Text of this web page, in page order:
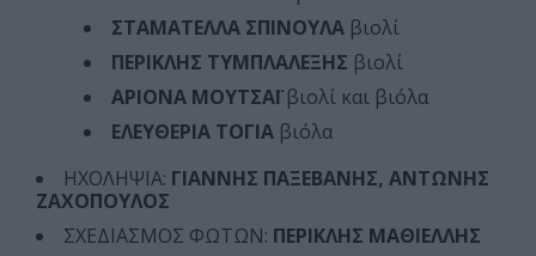
ΣΤΑΜΑΤΕΛΛΑ ΣΠΙΝΟΥΛΑ βιολί
ΠΕΡΙΚΛΗΣ ΤΥΜΠΛΑΛΕΞΗΣ βιολί
ΑΡΙΟΝΑ ΜΟΥΤΣΑΪβιολί και βιόλα
ΕΛΕΥΘΕΡΙΑ ΤΟΓΙΑ βιόλα
ΗΧΟΛΗΨΙΑ: ΓΙΑΝΝΗΣ ΠΑΞΕΒΑΝΗΣ, ΑΝΤΩΝΗΣ
ΖΑΧΟΠΟΥΛΟΣ
ΣΧΕΔΙΑΣΜΟΣ ΦΩΤΩΝ: ΠΕΡΙΚΛΗΣ ΜΑΘΙΕΛΛΗΣ